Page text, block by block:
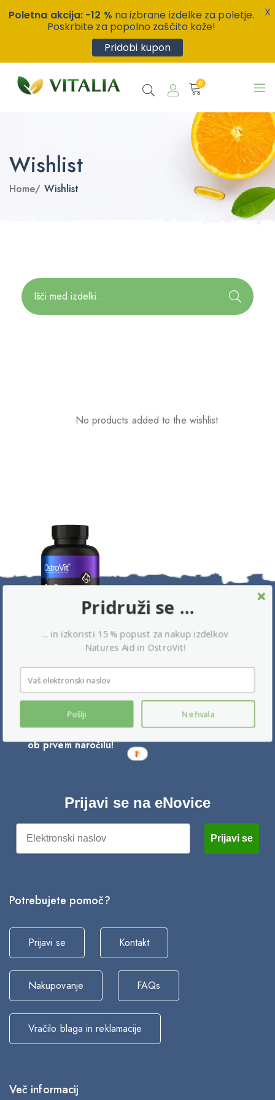
0
Wishlist
Home/ Wishlist
05/2026
No products added to the wishlist
Dobrodošli na Vitalia.si
Prijavite se na e-novice, oglejte si naše
najnovejše
ekskluzivne ponudbe in prejmite 15 % popusta
ob prvem naročilu!
Prijavi se na eNovice
Email
Prijavi se
Potrebujete pomoč?
Prijavi se Kontakt
Nakupovanje FAQs
Vračilo blaga in reklamacije
Več informacij
Poletna akcija: -12 % na izbrane izdelke za poletje.
Poskrbite za popolno zaščito kože!
Pridobi kupon
X
Pridruži se ...
... in izkoristi 15 % popust za nakup izdelkov
Natures Aid in OstroVit!
Pošlji Ne hvala